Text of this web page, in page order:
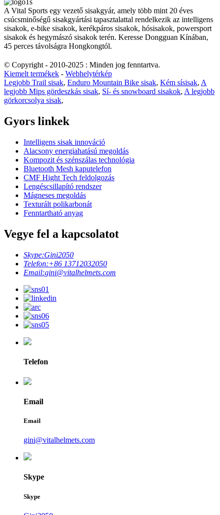
A Vital Sports egy vezető sisakgyár, amely több mint 20 éves
csúcsminőségű sisakgyártási tapasztalattal rendelkezik az intelligens
sisakok, e-bike sisakok, kerékpáros sisakok, hósisakok, powersport
sisakok és hegymászó sisakok terén. Keresse Dongguan Kínában,
45 perces távolságra Hongkongtól.
© Copyright - 2010-2025 : Minden jog fenntartva.
Kiemelt termékek - Webhelytérkép
Legjobb Trail sisak, Enduro Mountain Bike sisak, Kém sísisak, A
legjobb Mips gördeszkás sisak, Sí- és snowboard sisakok, A legjobb
görkorcsolya sisak,
Gyors linkek
Intelligens sisak innováció
Alacsony energiahatású megoldás
Kompozit és szénszálas technológia
Bluetooth Mesh kaputelefon
CMF Hight Tech feldolgozás
Lengéscsillapító rendszer
Mágneses megoldás
Texturált polikarbonát
Fenntartható anyag
Vegye fel a kapcsolatot
Skype:Gini2050
Telefon:+86 13712032050
Email:gini@vitalhelmets.com
Telefon
Email
Email
gini@vitalhelmets.com
Skype
Skype